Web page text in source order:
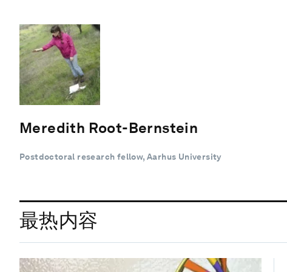
Meredith Root-Bernstein
Postdoctoral research fellow, Aarhus University
最热内容